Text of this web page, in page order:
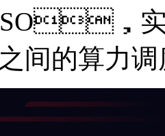
，实
间的算力